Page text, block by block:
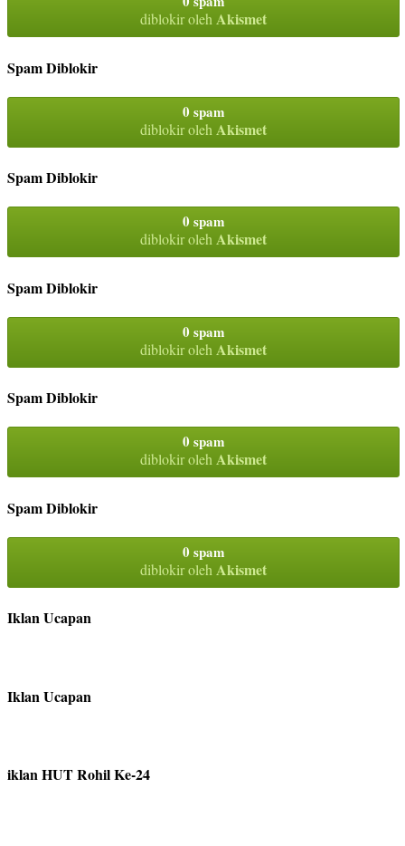
diblokir olehAkismet
Spam Diblokir
0 spam
diblokir oleh Akismet
Spam Diblokir
0 spam
diblokir olehAkismet
Spam Diblokir
0 spam
diblokir oleh Akismet
Spam Diblokir
0 spam
diblokir olehAkismet
Spam Diblokir
0 spam
diblokir oleh Akismet
Iklan Ucapan
Iklan Ucapan
iklan HUT Rohil Ke-24